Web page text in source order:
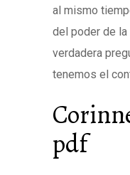
al mismo
del poder de la
verdadera
tenemos el
pdf